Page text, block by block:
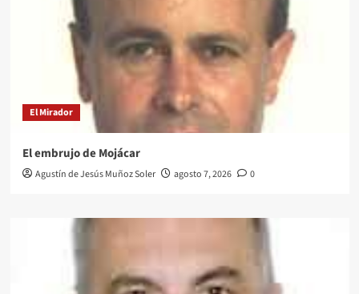
El Mirador
El embrujo de Mojácar
Agustín de Jesús Muñoz Soler agosto 7, 2026 0